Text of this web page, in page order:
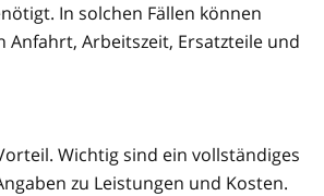
In solchen Fällen können
Anfahrt, Arbeitszeit, Ersatzteile und
Wichtig sind ein vollständiges
zu Leistungen und Kosten.